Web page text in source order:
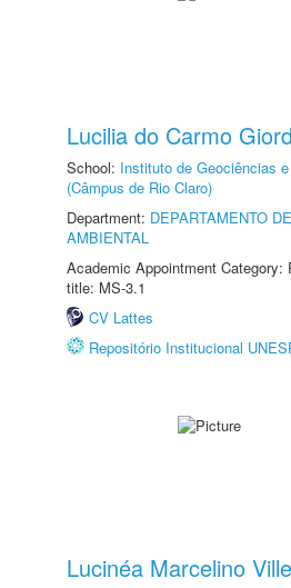
Lucilia do Carmo
School: Instituto de Geociências
(Câmpus de Rio Claro)
Department: DEPARTAMENTO
AMBIENTAL
Academic Appointment Category:
title: MS-3.1
CV Lattes
Repositório Institucional
Lucinéa Marcelino